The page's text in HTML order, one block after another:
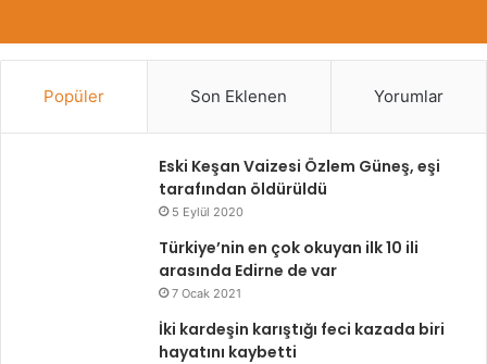
Popüler Son Eklenen Yorumlar
Eski Keşan Vaizesi Özlem Güneş, eşi
tarafından öldürüldü
5 Eylül 2020
Türkiye’nin en çok okuyan ilk 10 ili
arasında Edirne de var
7 Ocak 2021
İki kardeşin karıştığı feci kazada biri
hayatını kaybetti